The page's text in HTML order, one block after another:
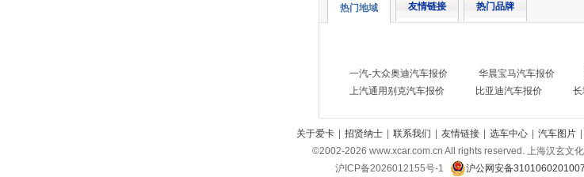
热门地域 友情链接 热门品牌
一汽-大众奥迪汽车报价 华晨宝马汽车报价
上汽通用别克汽车报价
比亚迪汽车报价
关于爱卡 招贤纳士 联系我们 友情链接 选车中心 汽车图片
©2002-2026 www.xcar.com.cn All rights reserved. 上海汉玄文
沪ICP备2026012155号-1
沪公网安备